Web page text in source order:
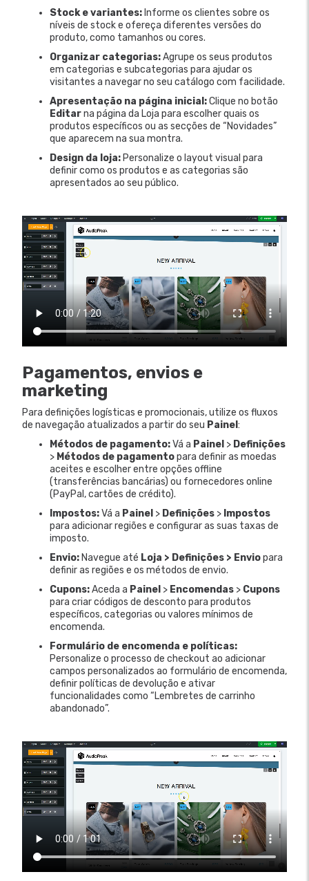
Stock e variantes: Informe os clientes sobre os
níveis de stock e ofereça diferentes versões do
produto, como tamanhos ou cores.
Organizar categorias:Agrupe os seus produtos
em categorias e subcategorias para ajudar os
visitantes a navegar no seu catálogo com facilidade.
Apresentação na página inicial:Clique no botão
Editarna página da Loja para escolher quais os
produtos específicos ou as secções de “Novidades”
que aparecem na sua montra.
Design da loja: Personalize o layout visual para
definir como os produtos e as categorias são
apresentados ao seu público.
Pagamentos, envios e
marketing
Para definições logísticas e promocionais, utilize os fluxos
de navegação atualizados a partir do seu Painel :
Métodos de pagamento:Vá a Painel > Definições
> Métodos de pagamentopara definir as moedas
aceites e escolher entre opções offline
(transferências bancárias) ou fornecedores online
(PayPal, cartões de crédito).
Impostos:Vá a Painel > Definições > Impostos
para adicionar regiões e configurar as suas taxas de
imposto.
Envio: Navegue até Loja > Definições > Enviopara
definir as regiões e os métodos de envio.
Cupons:Aceda a Painel > Encomendas > Cupons
para criar códigos de desconto para produtos
específicos, categorias ou valores mínimos de
encomenda.
Formulário de encomenda e políticas:
Personalize o processo de checkout ao adicionar
campos personalizados ao formulário de encomenda,
definir políticas de devolução e ativar
funcionalidades como “Lembretes de carrinho
abandonado”.